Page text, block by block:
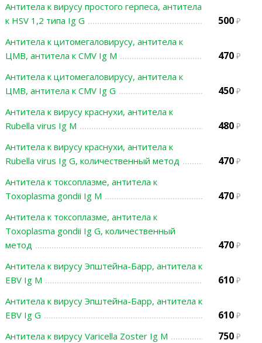
Антитела к вирусу простого герпеса, антитела
к HSV 1,2 типа Ig G
500
Антитела к цитомегаловирусу, антитела к
ЦМВ, антитела к СMV Ig М
470
Антитела к цитомегаловирусу, антитела к
ЦМВ, антитела к СMV Ig G
450
Антитела к вирусу краснухи, антитела к
Rubella virus Ig M
480
Антитела к вирусу краснухи, антитела к
Rubella virus Ig G, количественный метод
470
Антитела к токсоплазме, антитела к
Toxoplasma gondii Ig M
470
Антитела к токсоплазме, антитела к
Toxoplasma gondii Ig G, количественный
метод
470
Антитела к вирусу Эпштейна-Барр, антитела к
EBV Ig M
610
Антитела к вирусу Эпштейна-Барр, антитела к
EBV Ig G
610
Антитела к вирусу Varicella Zoster Ig M 750